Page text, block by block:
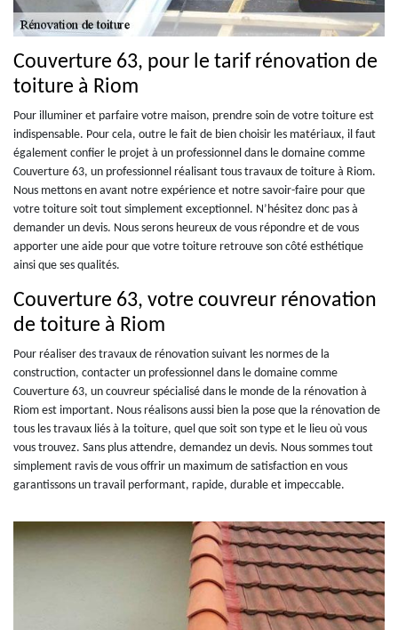
Couverture 63, pour le tarif rénovation de
toiture à Riom
Pour illuminer et parfaire votre maison, prendre soin de votre toiture est
indispensable. Pour cela, outre le fait de bien choisir les matériaux, il faut
également confier le projet à un professionnel dans le domaine comme
Couverture 63, un professionnel réalisant tous travaux de toiture à Riom.
Nous mettons en avant notre expérience et notre savoir-faire pour que
votre toiture soit tout simplement exceptionnel. N’hésitez donc pas à
demander un devis. Nous serons heureux de vous répondre et de vous
apporter une aide pour que votre toiture retrouve son côté esthétique
ainsi que ses qualités.
Couverture 63, votre couvreur rénovation
de toiture à Riom
Pour réaliser des travaux de rénovation suivant les normes de la
construction, contacter un professionnel dans le domaine comme
Couverture 63, un couvreur spécialisé dans le monde de la rénovation à
Riom est important. Nous réalisons aussi bien la pose que la rénovation de
tous les travaux liés à la toiture, quel que soit son type et le lieu où vous
vous trouvez. Sans plus attendre, demandez un devis. Nous sommes tout
simplement ravis de vous offrir un maximum de satisfaction en vous
garantissons un travail performant, rapide, durable et impeccable.